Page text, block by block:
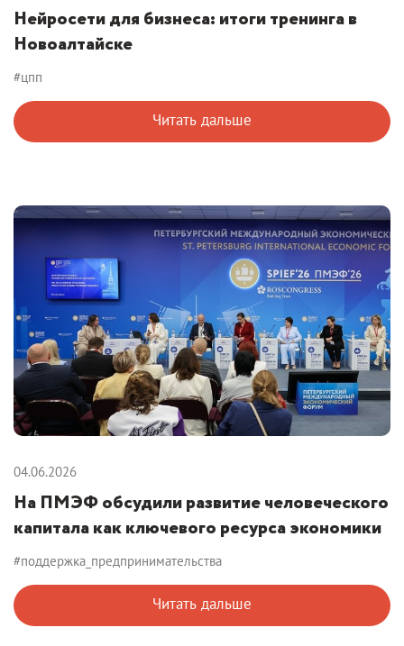
Нейросети для бизнеса: итоги тренинга в
Новоалтайске
#цпп
Читать дальше
04.06.2026
На ПМЭФ обсудили развитие человеческого
капитала как ключевого ресурса экономики
#поддержка_предпринимательства
Читать дальше